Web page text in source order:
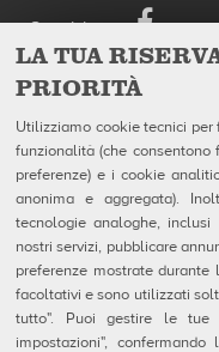
LA TUA
PRIORITÀ
Utilizziamo cookie tecnici
funzionalità (che
preferenze) e i cookie
anonima e aggregata).
tecnologie analoghe,
nostri servizi, pubblicare
preferenze mostrate
facoltativi e sono utilizzati
tutto". Puoi gestire le tue
impostazioni",
European Headquarters
Via della Croce Coperta, 15
40128 Bologna - Italy
Tel. +39.0514192611
Fax +39.0514192602
P.I. IT04320910377
Contatti
MSDS Forms
Privacy e Note Legali
Uso dei Cookie
Configurazione Cookie
Seguici su
Facebook